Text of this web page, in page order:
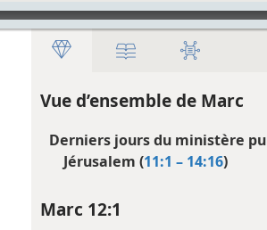
Vue d’ensemble de Marc
Derniers jours du ministère
Jérusalem (11:1 – 14:16)
Marc 12:1